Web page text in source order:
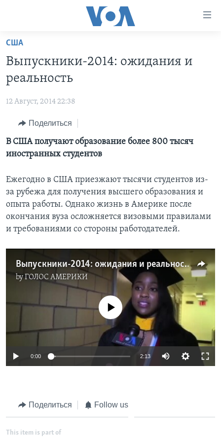
Перейти
основной
контент
Перейти
навигации
Перейти
ПРОГРАММЫ
НОВОСТИ ЗА МИНУТУ
ИТОГИ
ПОЧЕМУ ЭТО ВАЖНО?
ДИСКУССИЯ VOA
ДЕТАЛИ
НЬЮ-ЙОРК NEW YORK
ПРОЕКТЫ
УЧИМ АНГЛИЙСКИЙ
НАША АМЕРИКАНСКАЯ ИСТОРИЯ
А КАК В АМЕРИКЕ?
АРТЕФАКТЫ
АМЕРИКАНСКИЕ ГОРОДКИ
ТЕСТЫ
ЭКСПЕРТИЗА
ИНТЕРВЬЮ
ФАКТЫ ПРОТИВ ФЕЙКОВ
ЗА СВОБОДУ ПРЕССЫ
УЧИМ АНГЛИЙСКИЙ
ВИДЕО
ПОДПИСКА НА НОВОСТИ
СОЦИАЛЬНЫЕ СЕТИ
США
Выпускники-2014: ожидания и
реальность
12 Август, 2014 22:38
Поделиться
В США получают образование более 800 тысяч
иностранных студентов
Ежегодно в США приезжают тысячи студентов из-
за рубежа для получения высшего образования и
опыта работы. Однако жизнь в Америке после
окончания вуза осложняется визовыми правилами
и требованиями со стороны работодателей.
Выпускники-2014: ожидания и реальность
byГОЛОС АМЕРИКИ
No media source currently available
0:00 2:13
Поделиться Follow us
This item is part of